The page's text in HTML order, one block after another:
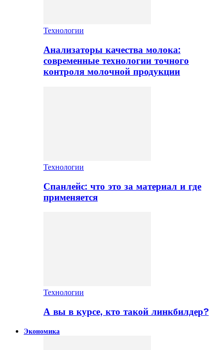
Технологии
Анализаторы качества молока:
современные технологии точного
контроля молочной продукции
Технологии
Спанлейс: что это за материал и где
применяется
Технологии
А вы в курсе, кто такой линкбилдер?
Экономика